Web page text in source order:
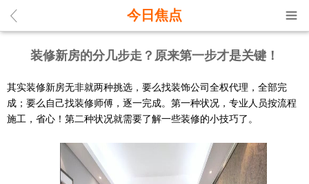
今日焦点
装修新房的分几步走？原来第一步才是关键！
其实装修新房无非就两种挑选，要么找装饰公司全权代理，全部完
成；要么自己找装修师傅，逐一完成。第一种状况，专业人员按流程
施工，省心！第二种状况就需要了解一些装修的小技巧了。